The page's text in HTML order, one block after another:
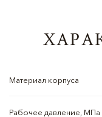
Материал корпуса
Рабочее давление, МПа